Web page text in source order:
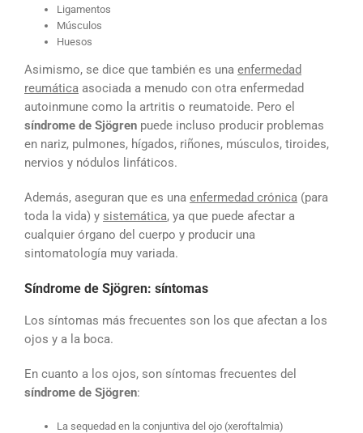
Ligamentos
Músculos
Huesos
Asimismo, se dice que también es una enfermedad
reumática asociada a menudo con otra enfermedad
autoinmune como la artritis o reumatoide. Pero el
síndrome de Sjögren puede incluso producir problemas
en nariz, pulmones, hígados, riñones, músculos, tiroides,
nervios y nódulos linfáticos.
Además, aseguran que es una enfermedad crónica (para
toda la vida) y sistemática, ya que puede afectar a
cualquier órgano del cuerpo y producir una
sintomatología muy variada.
Síndrome de Sjögren: síntomas
Los síntomas más frecuentes son los que afectan a los
ojos y a la boca.
En cuanto a los ojos, son síntomas frecuentes del
síndrome de Sjögren:
La sequedad en la conjuntiva del ojo (xeroftalmia)